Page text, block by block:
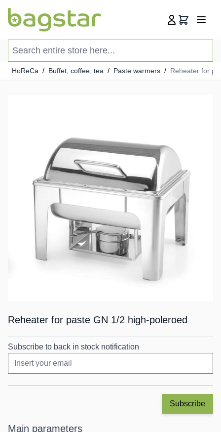
Cart
HoReCa / Buffet, coffee, tea / Paste warmers / Reheater for
Reheater for paste GN 1/2 high-poleroed
Subscribe to back in stock notification
Subscribe
Main parameters